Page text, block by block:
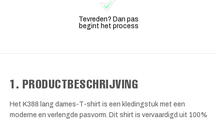
Tevreden? Dan pas
begint het process
1. PRODUCTBESCHRIJVING
Het K388 lang dames-T-shirt is een kledingstuk met een
moderne en verlengde pasvorm. Dit shirt is vervaardigd uit 100%